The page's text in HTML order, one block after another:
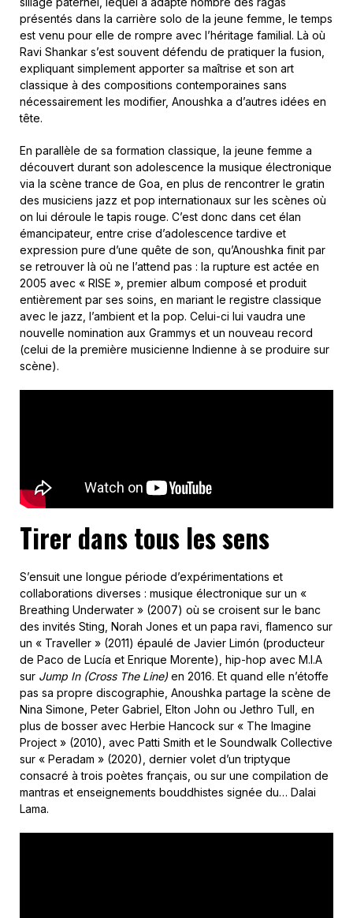
présentés dans la carrière solo de la jeune femme, le temps
est venu pour elle de rompre avec l’héritage familial. Là où
Ravi Shankar s’est souvent défendu de pratiquer la fusion,
expliquant simplement apporter sa maîtrise et son art
classique à des compositions contemporaines sans
nécessairement les modifier, Anoushka a d’autres idées en
tête.
En parallèle de sa formation classique, la jeune femme a
découvert durant son adolescence la musique électronique
via la scène trance de Goa, en plus de rencontrer le gratin
des musiciens jazz et pop internationaux sur les scènes où
on lui déroule le tapis rouge. C’est donc dans cet élan
émancipateur, entre crise d’adolescence tardive et
expression pure d’une quête de son, qu’Anoushka finit par
se retrouver là où ne l’attend pas : la rupture est actée en
2005 avec « RISE », premier album composé et produit
entièrement par ses soins, en mariant le registre classique
avec le jazz, l’ambient et la pop. Celui-ci lui vaudra une
nouvelle nomination aux Grammys et un nouveau record
(celui de la première musicienne Indienne à se produire sur
scène).
Tirer dans tous les sens
S’ensuit une longue période d’expérimentations et
collaborations diverses : musique électronique sur un «
Breathing Underwater » (2007) où se croisent sur le banc
des invités Sting, Norah Jones et un papa ravi, flamenco sur
un « Traveller » (2011) épaulé de Javier Limón (producteur
de Paco de Lucía et Enrique Morente), hip-hop avec M.I.A
sur Jump In (Cross The Line) en 2016. Et quand elle n’étoffe
pas sa propre discographie, Anoushka partage la scène de
Nina Simone, Peter Gabriel, Elton John ou Jethro Tull, en
plus de bosser avec Herbie Hancock sur « The Imagine
Project » (2010), avec Patti Smith et le Soundwalk Collective
sur « Peradam » (2020), dernier volet d’un triptyque
consacré à trois poètes français, ou sur une compilation de
mantras et enseignements bouddhistes signée du… Dalai
Lama.